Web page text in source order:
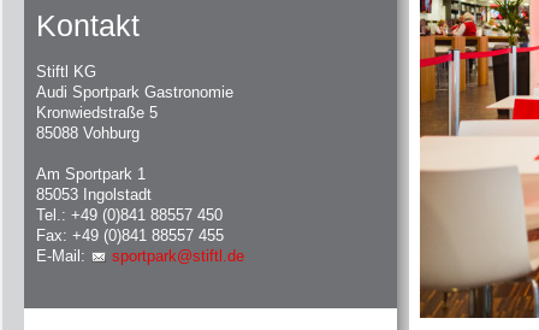
Kontakt
Stiftl KG
Audi Sportpark Gastronomie
Kronwiedstraße 5
85088 Vohburg
Am Sportpark 1
85053 Ingolstadt
Tel.: +49 (0)841 88557 450
Fax: +49 (0)841 88557 455
E-Mail:
sportpark@stiftl.de